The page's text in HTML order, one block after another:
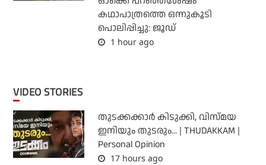
കഥാപാത്രത്തെ ഒന്നുകൂടി
പൊലിപ്പിച്ചു: ജൂഡ്
1 hour ago
VIDEO STORIES
തുടക്കക്കാര്‍ കിടുക്കി, വിസ്മയ
ഇനിയും തുടരും... | THUDAKKAM |
Personal Opinion
17 hours ago